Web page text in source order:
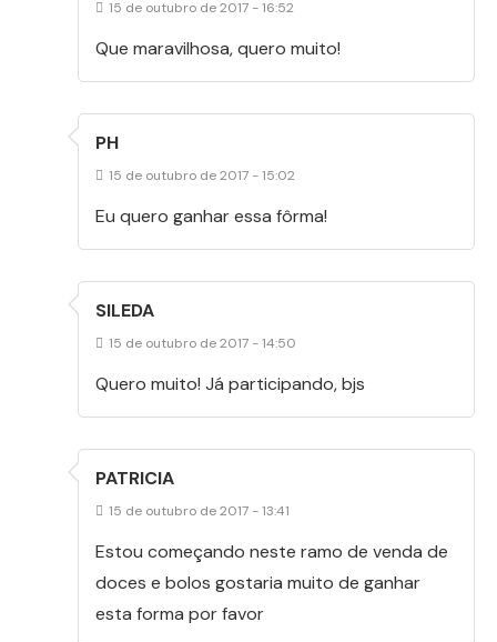
15 de outubro de 2017 - 16:52
Que maravilhosa, quero muito!
PH
15 de outubro de 2017 - 15:02
Eu quero ganhar essa fôrma!
SILEDA
15 de outubro de 2017 - 14:50
Quero muito! Já participando, bjs
PATRICIA
15 de outubro de 2017 - 13:41
Estou começando neste ramo de venda de
doces e bolos gostaria muito de ganhar
esta forma por favor